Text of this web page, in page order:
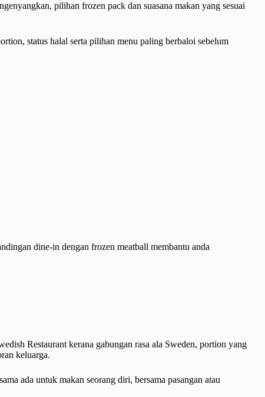
pilihan frozen pack dan suasana makan yang sesuai
status halal serta pilihan menu paling berbaloi sebelum
dine-in dengan frozen meatball membantu anda
Restaurant kerana gabungan rasa ala Sweden, portion yang
keluarga.
ada untuk makan seorang diri, bersama pasangan atau